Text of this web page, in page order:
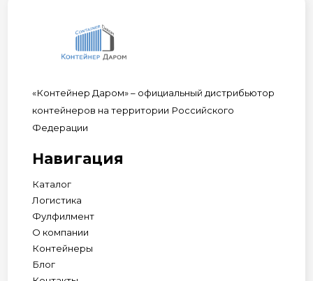
«Контейнер Даром» – официальный дистрибьютор
контейнеров на территории Российского
Федерации
Навигация
Каталог
Логистика
Фулфилмент
О компании
Контейнеры
Блог